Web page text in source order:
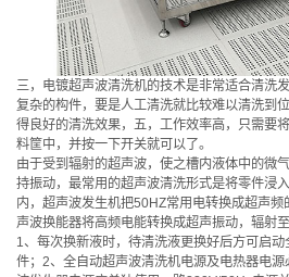
三，电镀超声波清洗机的技术是非常适合清洗
复杂的构件，要是人工清洗就比较难以清洗到
得良好的清洗效果，五，工作效率高，只需要
料筐中，并按一下开关就可以了。
由于受到辐射的超声波，使之槽内液体中的微
持振动，最常用的超声波清洗形式是将零件浸
内，超声波发生机把50HZ常用电转换成超声
声波换能器将高频电能转换成超声振动，辐射
1、每次换新液时，待清洗液更换好后方可启
件；2、全自动超声波清洗机电源及电热器电